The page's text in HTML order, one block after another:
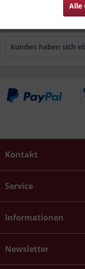
Kunden haben sich
Kontakt
Service
Informationen
Newsletter
Alle